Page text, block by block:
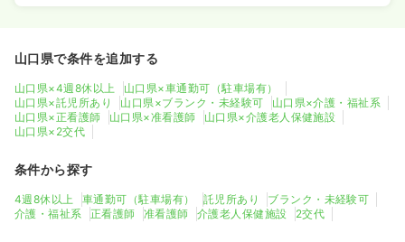
山口県で条件を追加する
山口県×4週8休以上
山口県×車通勤可（駐車場有）
山口県×託児所あり
山口県×ブランク・未経験可
山口県×介護・福祉系
山口県×正看護師
山口県×准看護師
山口県×介護老人保健施設
山口県×2交代
条件から探す
4週8休以上 車通勤可（駐車場有） 託児所あり
ブランク・未経験可
介護・福祉系
正看護師 准看護師 介護老人保健施設 2交代